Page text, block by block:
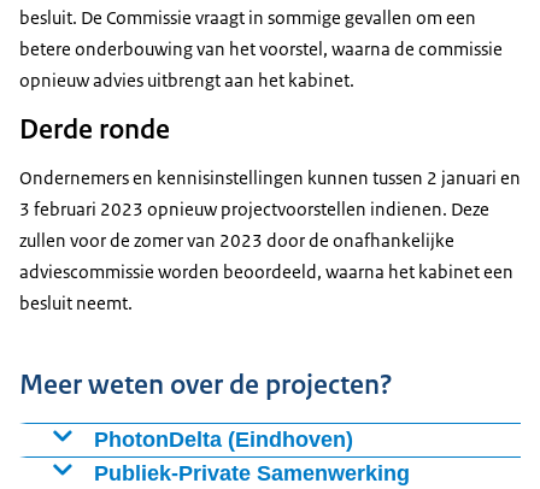
besluit. De Commissie vraagt in sommige gevallen om een
betere onderbouwing van het voorstel, waarna de commissie
opnieuw advies uitbrengt aan het kabinet.
Derde ronde
Ondernemers en kennisinstellingen kunnen tussen 2 januari en
3 februari 2023 opnieuw projectvoorstellen indienen. Deze
zullen voor de zomer van 2023 door de onafhankelijke
adviescommissie worden beoordeeld, waarna het kabinet een
besluit neemt.
Meer weten over de projecten?
PhotonDelta (Eindhoven)
Publiek-Private Samenwerking